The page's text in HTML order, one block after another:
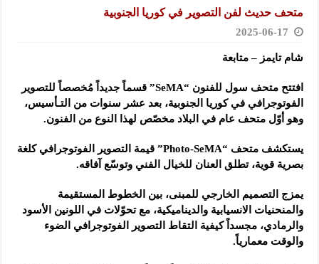
متحف حديث لفن التصوير في كوريا الجنوبية
2025-06-17
شام تايمز – متابعة
افتتح متحف سول للفنون “SeMA” قسماً جديداً مُخصصاً للتصوير
الفوتوجرافي في كوريا الجنوبية، بعد عشر سنوات من التـأسيس،
وهو أوّل متحف عام في البلاد مخصّص لهذا النوع من الفنون.
يستكشف متحف “Photo-SeMA” قيمة التصوير الفوتوجرافي كلغة
بصرية قوية، تطلق العنان للخيال الفني وتوسّع آفاقه.
يمزج التصميم الخارجي للمبنى، بين الخطوط المستقيمة
والمنحنيات الانسيابية والديناميكية، مع تحوّلات في اللونين الأسود
والرمادي، مجسداً كيفية التقاط التصوير الفوتوجرافي الضوء
والوقت معمارياً.